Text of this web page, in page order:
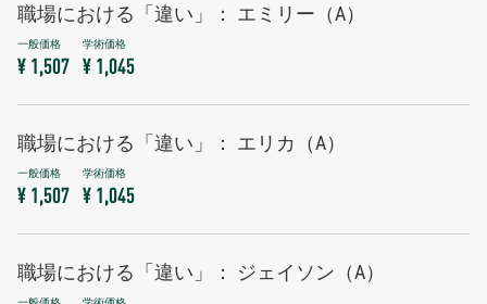
職場における「違い」： エミリー（A）
¥ 1,507 ¥ 1,045
職場における「違い」： エリカ（A）
¥ 1,507 ¥ 1,045
職場における「違い」： ジェイソン（A）